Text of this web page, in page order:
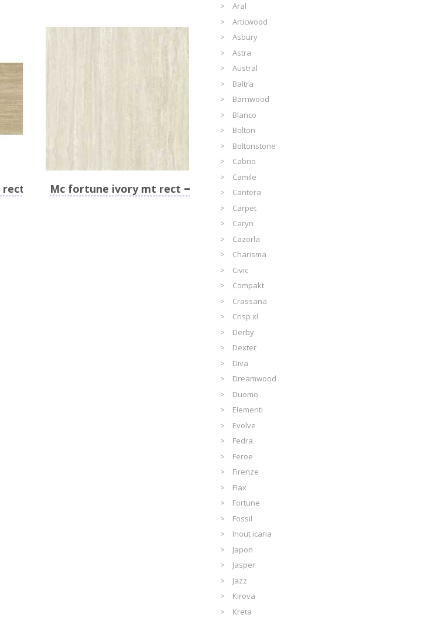
Mc fortune ivory mt rect
Aral
Articwood
Asbury
Astra
Austral
Baltra
Barnwood
Blanco
Bolton
Boltonstone
Cabrio
Camile
Cantera
Carpet
Caryn
Cazorla
Charisma
Civic
Compakt
Crassana
Crisp xl
Derby
Dexter
Diva
Dreamwood
Duomo
Elementi
Evolve
Fedra
Feroe
Firenze
Flax
Fortune
Fossil
Inout icaria
Japon
Jasper
Jazz
Kirova
Kreta